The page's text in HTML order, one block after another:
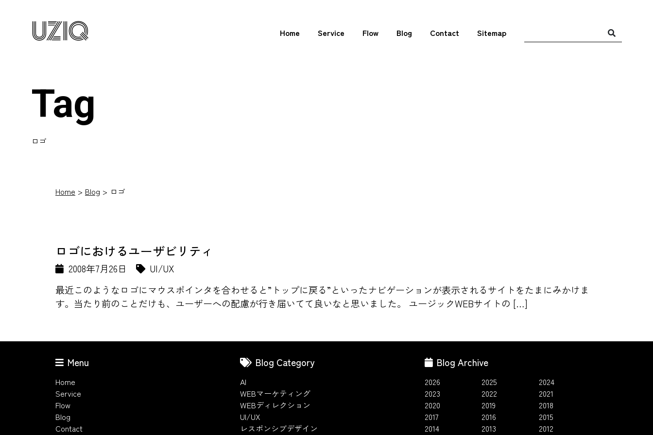
UZIQ Home Service Flow Blog Contact Sitemap
Tag
ロゴ
Home Blog ロゴ
ロゴにおけるユーザビリティ
2008年7月26日
UI/UX
最近このようなロゴにマウスポインタを合わせると”トップに戻る”といったナビゲーションが表示されるサイトをたまにみかけま
す。当たり前のことだけも、ユーザーへの配慮が行き届いてて良いなと思いました。 ユージックWEBサイトの […]
Menu
Home
Service
Flow
Blog
Contact
Blog Category
AI
WEBマーケティング
WEBディレクション
UI/UX
レスポンシブデザイン
Blog Archive
2026 2025
2024
2023
2022
2021
2020
2019
2018
2017
2016
2015
2014
2013
2012